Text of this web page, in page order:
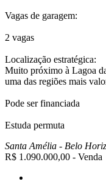
Vagas de garagem:
2 vagas
Localização estratégica:
Muito próximo à Lagoa
uma das regiões mais
Pode ser financiada
Estuda permuta
Santa Amélia - Belo
R$ 1.090.000,00 - Venda